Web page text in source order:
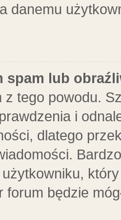
danemu
spam lub
z tego powodu.
i
dlatego
forum będzie